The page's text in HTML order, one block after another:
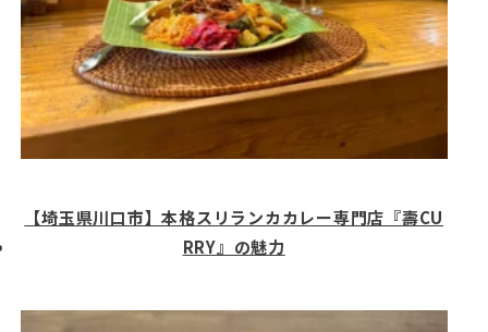
【埼玉県川口市】本格スリランカカレー専門店『壽CU
RRY』の魅力